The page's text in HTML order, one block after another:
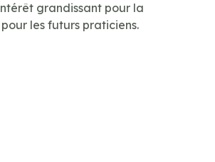
grandissant pour la
les futurs praticiens.